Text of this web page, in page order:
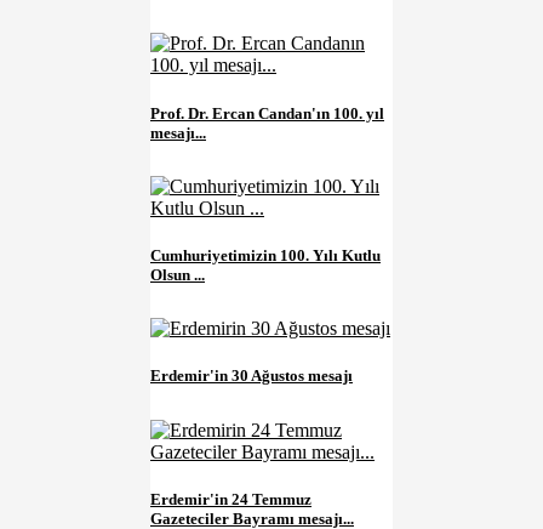
Prof. Dr. Ercan Candan'ın 100. yıl
mesajı...
Cumhuriyetimizin 100. Yılı Kutlu
Olsun ...
Erdemir'in 30 Ağustos mesajı
Erdemir'in 24 Temmuz
Gazeteciler Bayramı mesajı...